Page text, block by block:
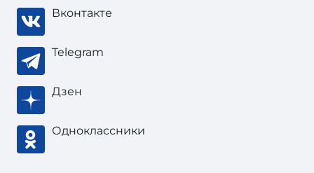
Вконтакте
Telegram
Дзен
Одноклассники